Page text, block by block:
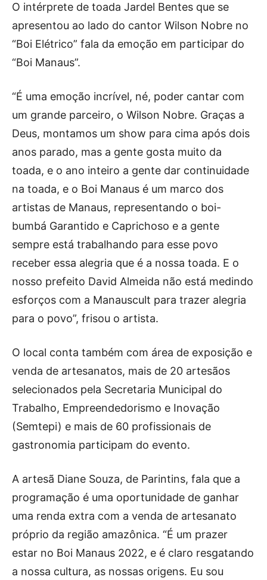
O intérprete de toada Jardel Bentes que se
apresentou ao lado do cantor Wilson Nobre no
“Boi Elétrico” fala da emoção em participar do
“Boi Manaus”.
“É uma emoção incrível, né, poder cantar com
um grande parceiro, o Wilson Nobre. Graças a
Deus, montamos um show para cima após dois
anos parado, mas a gente gosta muito da
toada, e o ano inteiro a gente dar continuidade
na toada, e o Boi Manaus é um marco dos
artistas de Manaus, representando o boi-
bumbá Garantido e Caprichoso e a gente
sempre está trabalhando para esse povo
receber essa alegria que é a nossa toada. E o
nosso prefeito David Almeida não está medindo
esforços com a Manauscult para trazer alegria
para o povo”, frisou o artista.
O local conta também com área de exposição e
venda de artesanatos, mais de 20 artesãos
selecionados pela Secretaria Municipal do
Trabalho, Empreendedorismo e Inovação
(Semtepi) e mais de 60 profissionais de
gastronomia participam do evento.
A artesã Diane Souza, de Parintins, fala que a
programação é uma oportunidade de ganhar
uma renda extra com a venda de artesanato
próprio da região amazônica. “É um prazer
estar no Boi Manaus 2022, e é claro resgatando
a nossa cultura, as nossas origens. Eu sou